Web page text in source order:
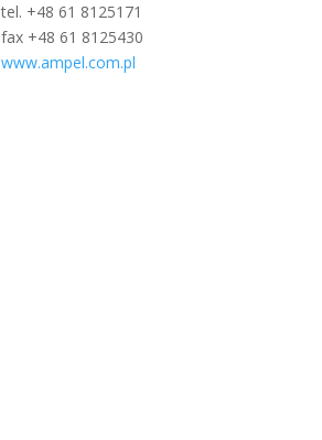
tel. +48 61 8125171
fax +48 61 8125430
www.ampel.com.pl